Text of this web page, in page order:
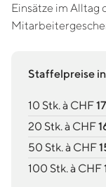
Einsätze im Alltag
Staffelpreise
10 Stk. à CHF
20 Stk. à CHF
50 Stk. à CHF
100 Stk. à CHF